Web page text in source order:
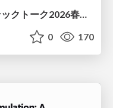
さくらインターネット研究所テックトーク2026春、研究開発Gr.25年度成果26年度方針
0 170